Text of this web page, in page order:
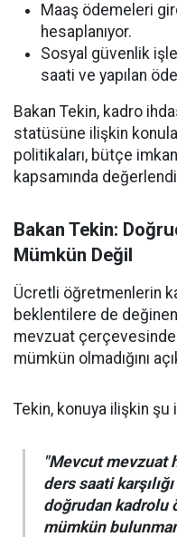
Maaş ödemeleri
hesaplanıyor.
Sosyal güvenlik
saati ve yapılan
Bakan Tekin, kadro
statüsüne ilişkin
politikaları, bütçe
kapsamında
Bakan Tekin:
Mümkün Değil
Ücretli öğretmenlerin
beklentilere de
mevzuat
mümkün olmadığını
Tekin, konuya ilişkin şu
"Mevcut mevzuat
ders saati
doğrudan kadrolu
mümkün